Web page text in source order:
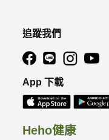
Heho健康
追蹤我們
App 下載